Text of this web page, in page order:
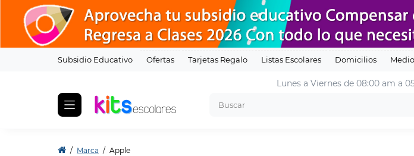
Subsidio Educativo Ofertas Tarjetas Regalo Listas Escolares Domicilios
Lunes a Viernes de 08:00 am a
Marca Apple